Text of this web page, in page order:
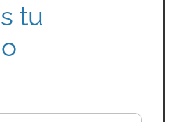
tu